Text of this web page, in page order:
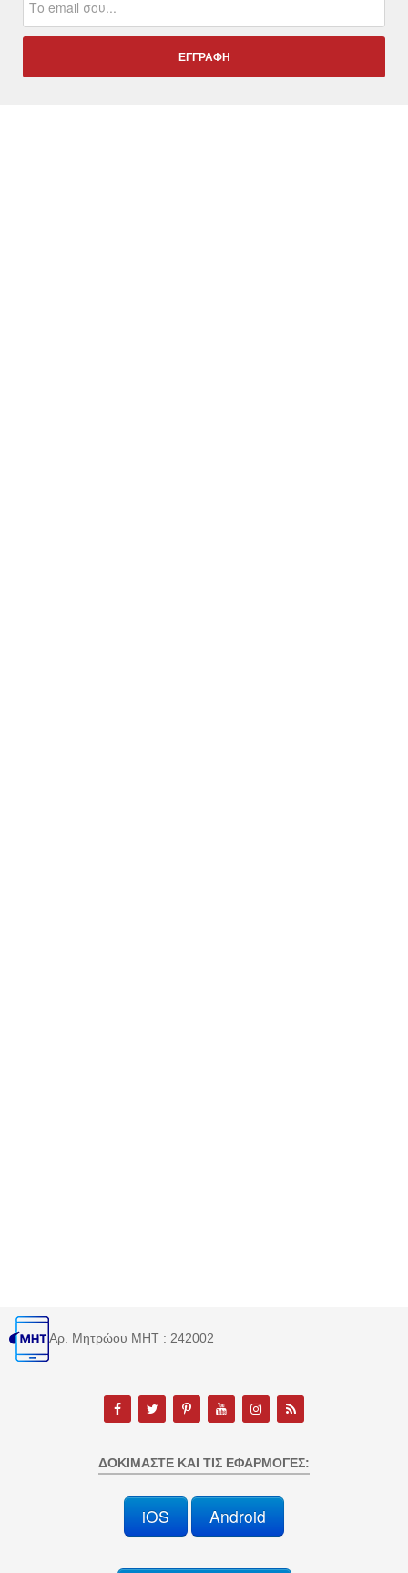
Αρ. Μητρώου MHT : 242002
ΔΟΚΙΜΆΣΤΕ ΚΑΙ ΤΙΣ ΕΦΑΡΜΟΓΈΣ:
iOS Android